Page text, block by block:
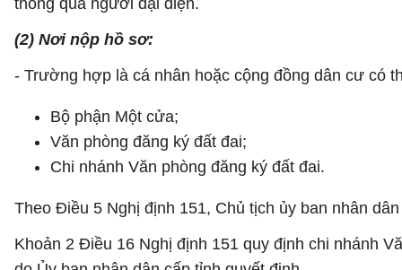
thông qua người đại diện.
(2) Nơi nộp hồ sơ:
- Trường hợp là cá nhân hoặc cộng đồng dân cư có
Bộ phận Một cửa;
Văn phòng đăng ký đất đai;
Chi nhánh Văn phòng đăng ký đất đai.
Theo Điều 5 Nghị định 151, Chủ tịch ủy ban nhân
Khoản 2 Điều 16 Nghị định 151 quy định chi nhánh